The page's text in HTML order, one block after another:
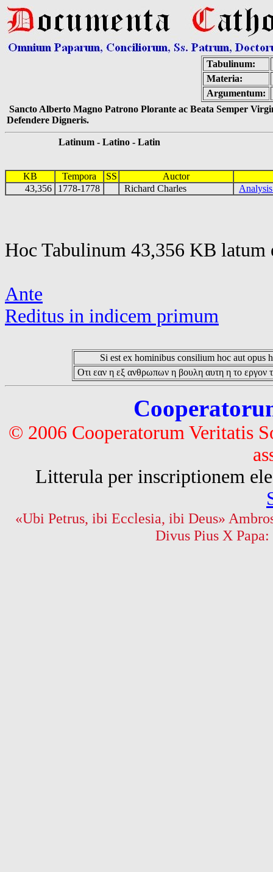
Tabulinum:
Materia:
Argumentum:
Sancto Alberto Magno Patrono Plorante ac Beata Semper
Defendere Digneris.
Latinum - Latino - Latin
KB Tempora SS
Auctor
43,356
1778-1778 Richard Charles
Hoc Tabulinum 43,356 KB latum
Ante
Reditus in indicem primum
Si est ex hominibus consilium hoc aut opus
Οτι εαν η εξ ανθρωπων η βουλη αυτη η το εργον
© 2006 Cooperatorum Veritatis
Litterula per inscriptionem
«Ubi Petrus, ibi Ecclesia, ibi Deus»
Divus Pius X Papa: